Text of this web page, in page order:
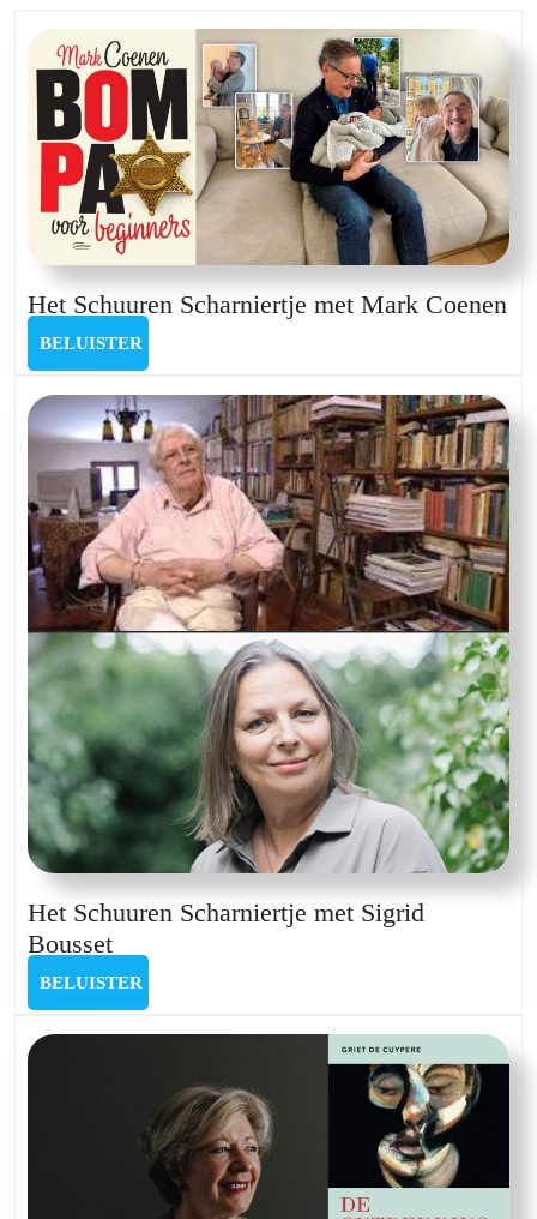
Het Schuuren Scharniertje met Mark Coenen
BELUISTER
Het Schuuren Scharniertje met Sigrid
BoussetHet
Schuuren
Scharniertje
met
Bousset
BELUISTER